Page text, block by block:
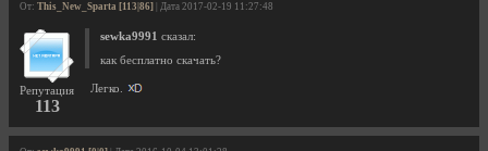
От: This_New_Sparta [113|86] | Дата 2017-02-19 11:27:48
Репутация
113
sewka9991 сказал:
как бесплатно скачать?
Легко.